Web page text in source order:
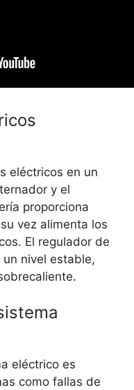
eléctricos en un
y el
proporciona
vez alimenta los
El regulador de
nivel estable,
eléctrico es
como fallas de